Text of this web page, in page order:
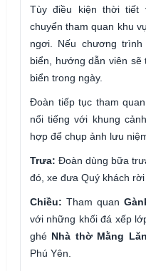
Tùy điều kiện thời tiết
chuyển tham quan khu
ngơi. Nếu chương
biển, hướng dẫn viên
biển trong ngày.
Đoàn tiếp tục tham quan
nổi tiếng với khung
hợp để chụp ảnh lưu
Trưa: Đoàn dùng bữa
đó, xe đưa Quý khách
Chiều: Tham quan
với những khối đá xếp
ghé Nhà thờ Mằng
Phú Yên.